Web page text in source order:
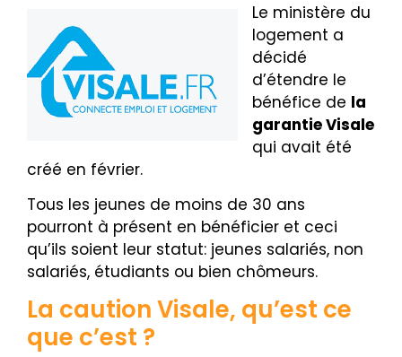
Le ministère du
logement a
décidé
d’étendre le
bénéfice de la
garantie Visale
qui avait été
créé en février.
Tous les jeunes de moins de 30 ans
pourront à présent en bénéficier et ceci
qu’ils soient leur statut: jeunes salariés, non
salariés, étudiants ou bien chômeurs.
La caution Visale, qu’est ce
que c’est ?